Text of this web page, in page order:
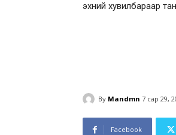
эхний хувилбараар
By Mandmn 7 сар 29,
Facebook